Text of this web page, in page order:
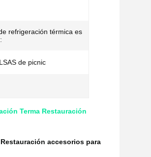
refrigeración térmica es
de picnic
Terma Restauración
accesorios para